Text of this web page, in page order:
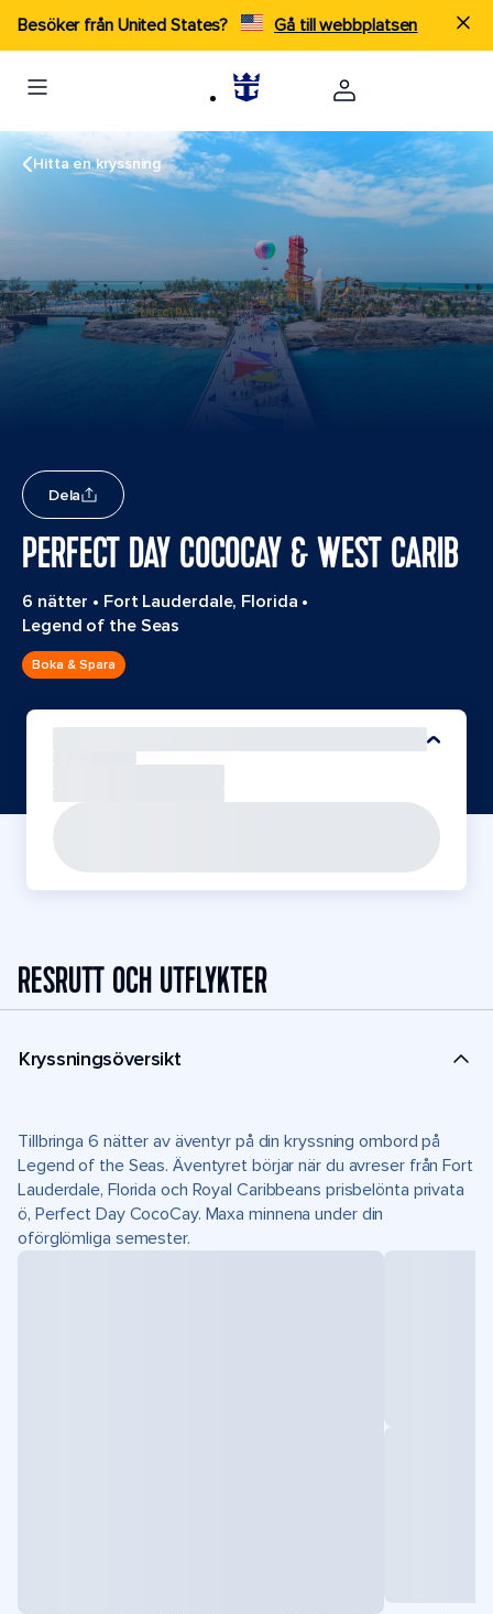
Besöker från United States? Gå till webbplatsen
Hitta en kryssning
Dela
PERFECT DAY COCOCAY & WEST CARIB
6 nätter • Fort Lauderdale, Florida •
Legend of the Seas
Boka & Spara
RESRUTT OCH UTFLYKTER
Kryssningsöversikt
Tillbringa 6 nätter av äventyr på din kryssning ombord på
Legend of the Seas. Äventyret börjar när du avreser från Fort
Lauderdale, Florida och Royal Caribbeans prisbelönta privata
ö, Perfect Day CocoCay. Maxa minnena under din
oförglömliga semester.